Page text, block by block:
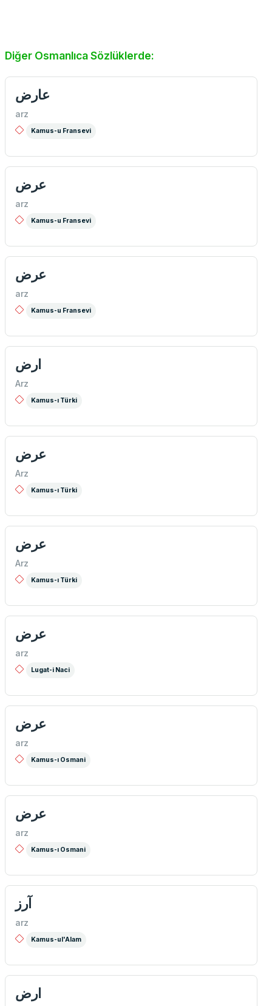
Diğer Osmanlıca Sözlüklerde:
عارض
arz
Kamus-u Fransevi
عرض
arz
Kamus-u Fransevi
عرض
arz
Kamus-u Fransevi
ارض
Arz
Kamus-ı Türki
عرض
Arz
Kamus-ı Türki
عرض
Arz
Kamus-ı Türki
عرض
arz
Lugat-i Naci
عرض
arz
Kamus-ı Osmani
عرض
arz
Kamus-ı Osmani
آرز
arz
Kamus-ul'Alam
ارض